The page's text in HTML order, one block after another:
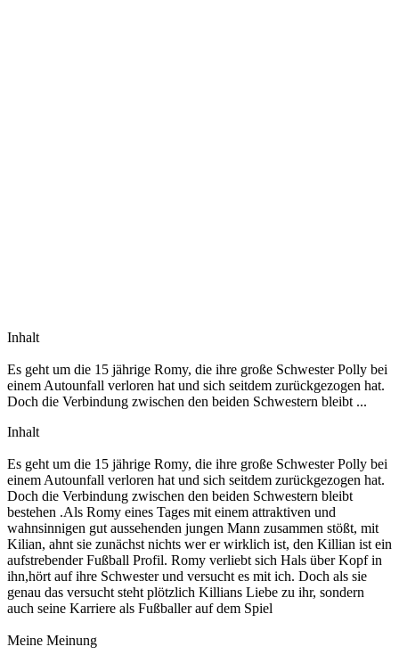
Inhalt
Es geht um die 15 jährige Romy, die ihre große Schwester Polly bei
einem Autounfall verloren hat und sich seitdem zurückgezogen hat.
Doch die Verbindung zwischen den beiden Schwestern bleibt ...
Inhalt
Es geht um die 15 jährige Romy, die ihre große Schwester Polly bei
einem Autounfall verloren hat und sich seitdem zurückgezogen hat.
Doch die Verbindung zwischen den beiden Schwestern bleibt
bestehen .Als Romy eines Tages mit einem attraktiven und
wahnsinnigen gut aussehenden jungen Mann zusammen stößt, mit
Kilian, ahnt sie zunächst nichts wer er wirklich ist, den Killian ist ein
aufstrebender Fußball Profil. Romy verliebt sich Hals über Kopf in
ihn,hört auf ihre Schwester und versucht es mit ich. Doch als sie
genau das versucht steht plötzlich Killians Liebe zu ihr, sondern
auch seine Karriere als Fußballer auf dem Spiel
Meine Meinung